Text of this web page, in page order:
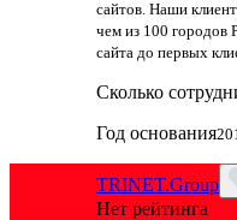
сайтов. Наши
чем из 100 городов
сайта до первых
Сколько
Год основания
TRINET.Group
Нет рейтинга